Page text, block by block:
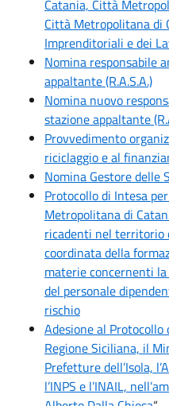
Catania, Città
Città Metropolitana di
Imprenditoriali e dei
Nomina responsabile
appaltante (R.A.S.A.)
Nomina nuovo
stazione appaltante
Provvedimento
riciclaggio e al
Nomina Gestore delle
Protocollo di Intesa
Metropolitana di
ricadenti nel territorio
coordinata della
materie concernenti
del personale
rischio
Adesione al
Regione Siciliana, il
Prefetture dell’Isola,
l’INPS e l’INAIL,